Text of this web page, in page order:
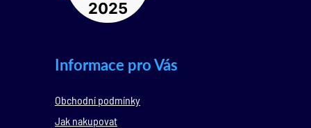
Informace pro Vás
Obchodní podmínky
Jak nakupovat